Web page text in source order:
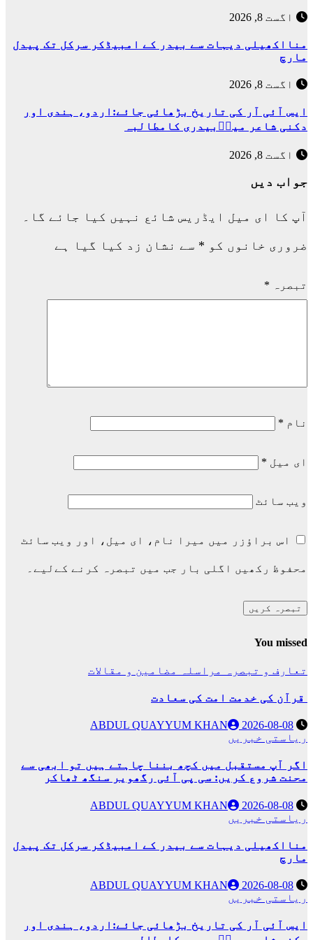
اگست 8, 2026
منااکھیلی دیہات سے بیدر کے امبیڈکر سرکل تک پیدل
مارچ
اگست 8, 2026
ایس آئی آر کی تاریخ بڑھائی جائے:اردو، ہندی اور
دکنی شاعر میرؔبیدری کامطالبہ
اگست 8, 2026
جواب دیں
آپ کا ای میل ایڈریس شائع نہیں کیا جائے گا۔
ضروری خانوں کو * سے نشان زد کیا گیا ہے
تبصرہ *
نام *
ای میل *
ویب‌ سائٹ
اس براؤزر میں میرا نام، ای میل، اور ویب سائٹ
محفوظ رکھیں اگلی بار جب میں تبصرہ کرنے کےلیے۔
You missed
تعارف و تبصرہ مراسلہ مضامین و مقالات
قرآن کی خدمت امت کی سعادت
2026-08-08
ABDUL QUAYYUM KHAN
ریاستی خبریں
اگر آپ مستقبل میں کچھ بننا چاہتے ہیں تو ابھی سے
محنت شروع کریں: سی پی آئی رگھویر سنگھ ٹھاکر
2026-08-08
ABDUL QUAYYUM KHAN
ریاستی خبریں
منااکھیلی دیہات سے بیدر کے امبیڈکر سرکل تک پیدل
مارچ
2026-08-08
ABDUL QUAYYUM KHAN
ریاستی خبریں
ایس آئی آر کی تاریخ بڑھائی جائے:اردو، ہندی اور